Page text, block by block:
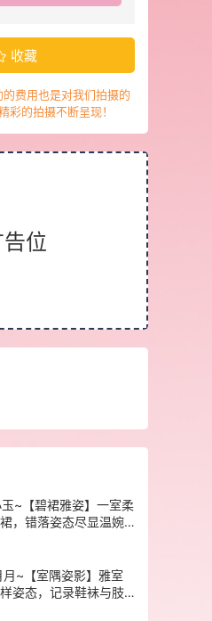
收藏
费用也是对我们拍摄的
彩的拍摄不断呈现！
位
~【碧裙雅姿】一室柔
，错落姿态尽显温婉
~【室隅姿影】雅室
姿态，记录鞋袜与肢